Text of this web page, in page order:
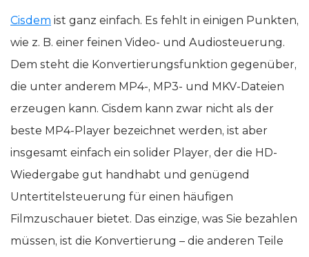
Cisdem ist ganz einfach. Es fehlt in einigen Punkten,
wie z. B. einer feinen Video- und Audiosteuerung.
Dem steht die Konvertierungsfunktion gegenüber,
die unter anderem MP4-, MP3- und MKV-Dateien
erzeugen kann. Cisdem kann zwar nicht als der
beste MP4-Player bezeichnet werden, ist aber
insgesamt einfach ein solider Player, der die HD-
Wiedergabe gut handhabt und genügend
Untertitelsteuerung für einen häufigen
Filmzuschauer bietet. Das einzige, was Sie bezahlen
müssen, ist die Konvertierung – die anderen Teile